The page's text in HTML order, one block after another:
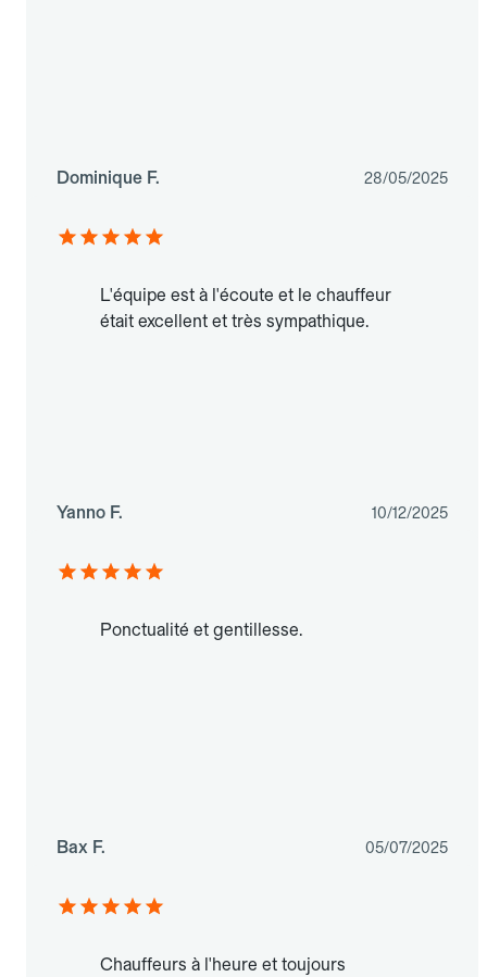
Dominique F. 28/05/2025
L'équipe est à l'écoute et le chauffeur
était excellent et très sympathique.
Yanno F. 10/12/2025
Ponctualité et gentillesse.
Bax F. 05/07/2025
Chauffeurs à l'heure et toujours